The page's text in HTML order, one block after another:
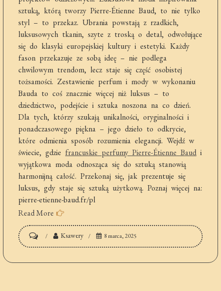
sztuką, którą tworzy Pierre-Étienne Baud, to nie tylko
styl – to przekaz. Ubrania powstają z rzadkich,
luksusowych tkanin, szyte z troską o detal, odwołujące
się do klasyki europejskiej kultury i estetyki. Każdy
fason przekazuje ze sobą ideę – nie podlega
chwilowym trendom, lecz staje się część osobistej
tożsamości. Zestawienie perfum i mody w wykonaniu
Bauda to coś znacznie więcej niż luksus – to
dziedzictwo, podejście i sztuka noszona na co dzień.
Dla tych, którzy szukają unikalności, oryginalności i
ponadczasowego piękna – jego dzieło to odkrycie,
które odmienia sposób rozumienia elegancji. Wejdź w
świecie, gdzie francuskie perfumy Pierre-Étienne Baud i
wyjątkowa moda odnosząca się do sztuką stanowią
harmonijną całość. Przekonaj się, jak prezentuje się
luksus, gdy staje się sztuką użytkową. Poznaj więcej na:
pierre-etienne-baud.fr/pl
Read More
Pierre-
Étienne
Ksawery 8 marca, 2025